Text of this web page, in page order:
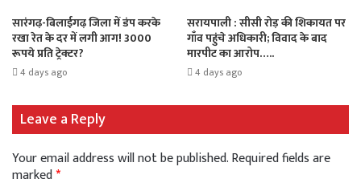
सारंगढ़-बिलाईगढ़ जिला में डंप करके
रखा रेत के दर में लगी आग! 3000
रूपये प्रति ट्रेक्टर?
4 days ago
सरायपाली : सीसी रोड़ की शिकायत पर
गाँव पहुंचे अधिकारी; विवाद के बाद
मारपीट का आरोप…..
4 days ago
Leave a Reply
Your email address will not be published.Required fields are
marked*